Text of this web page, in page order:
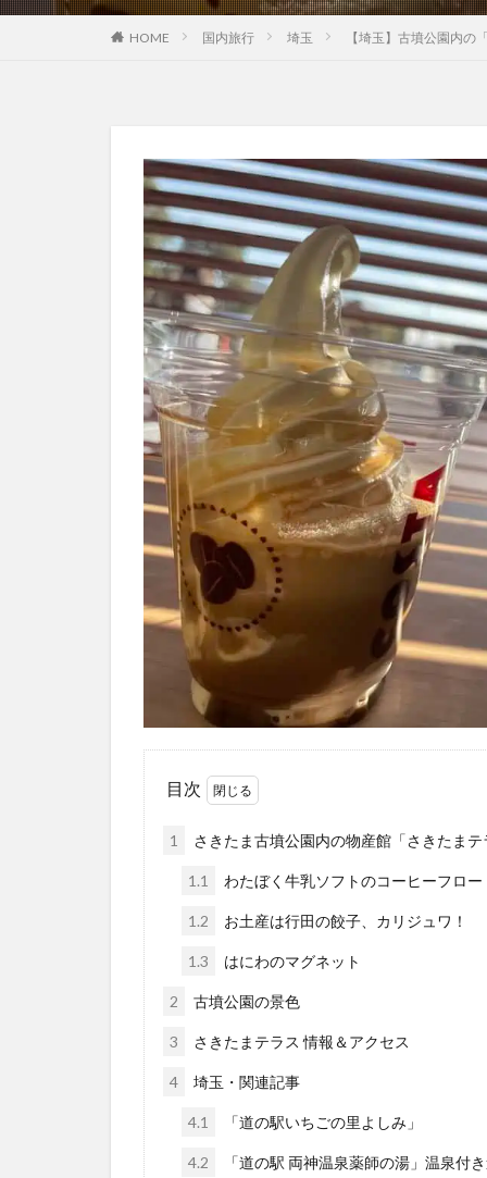
HOME 国内旅行 埼玉 【埼玉】古墳公園内
目次
1 さきたま古墳公園内の物産館「さきたま
1.1 わたぼく牛乳ソフトのコーヒーフロー
1.2 お土産は行田の餃子、カリジュワ！
1.3 はにわのマグネット
2 古墳公園の景色
3 さきたまテラス 情報＆アクセス
4 埼玉・関連記事
4.1 「道の駅いちごの里よしみ」
4.2 「道の駅 両神温泉薬師の湯」温泉付